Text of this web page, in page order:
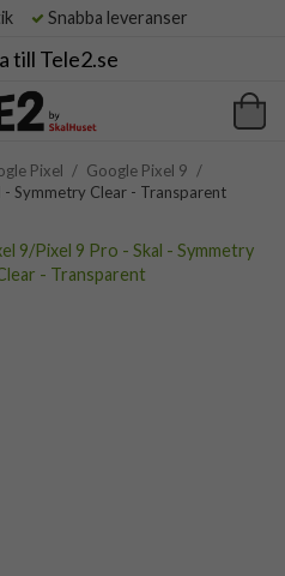
Snabba leveranser
till Tele2.se
Pixel / Google Pixel 9 /
Symmetry Clear - Transparent